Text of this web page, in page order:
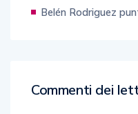
Belén Rodriguez
Commenti dei